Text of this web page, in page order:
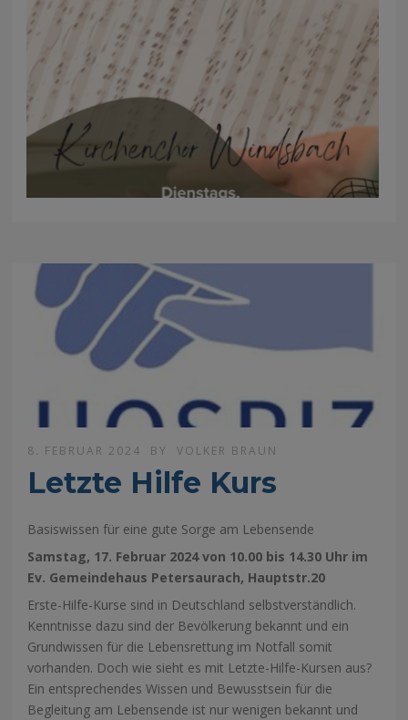
8. FEBRUAR 2024 BY VOLKER BRAUN
Letzte Hilfe Kurs
Basiswissen für eine gute Sorge am Lebensende
Samstag, 17. Februar 2024 von 10.00 bis 14.30 Uhr im
Ev. Gemeindehaus Petersaurach, Hauptstr.20
Erste-Hilfe-Kurse sind in Deutschland selbstverständlich.
Kenntnisse dazu sind der Bevölkerung bekannt und ein
Grundwissen für die Lebensrettung im Notfall somit
vorhanden. Doch wie sieht es mit Letzte-Hilfe-Kursen aus?
Ein entsprechendes Wissen und Bewusstsein für die
Begleitung am Lebensende ist nur wenigen bekannt und